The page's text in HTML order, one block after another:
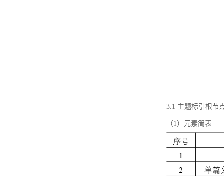
3.1 主题标引根节
（1）元素简表